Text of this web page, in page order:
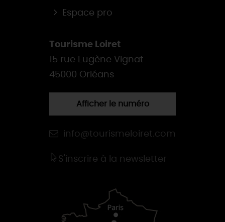
Espace pro
Tourisme Loiret
15 rue Eugène Vignat
45000 Orléans
Afficher le numéro
info@tourismeloiret.com
S'inscrire à la newsletter